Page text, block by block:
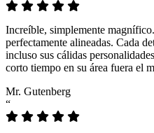
Increíble, simplemente
perfectamente alineadas. Cada
incluso sus cálidas
corto tiempo en su área fuera el
Mr. Gutenberg
“